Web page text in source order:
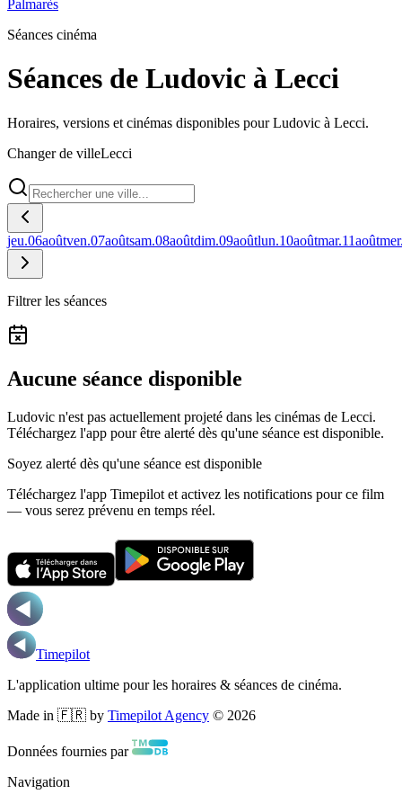
Palmarès
Séances cinéma
Séances de Ludovic à Lecci
Horaires, versions et cinémas disponibles pour Ludovic à Lecci.
Changer de villeLecci
jeu.06aoûtven.07aoûtsam.08aoûtdim.09aoûtlun.10aoûtmar.11août
Filtrer les séances
Aucune séance disponible
Ludovic n'est pas actuellement projeté dans les cinémas de Lecci.
Téléchargez l'app pour être alerté dès qu'une séance est disponible.
Soyez alerté dès qu'une séance est disponible
Téléchargez l'app Timepilot et activez les notifications pour ce film
— vous serez prévenu en temps réel.
Timepilot
L'application ultime pour les horaires & séances de cinéma.
Made in 🇫🇷 by Timepilot Agency © 2026
Données fournies par
Navigation